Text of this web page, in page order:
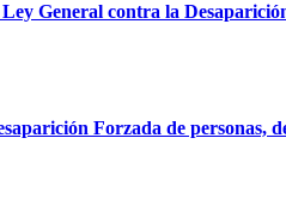
General contra la
Forzada de personas,